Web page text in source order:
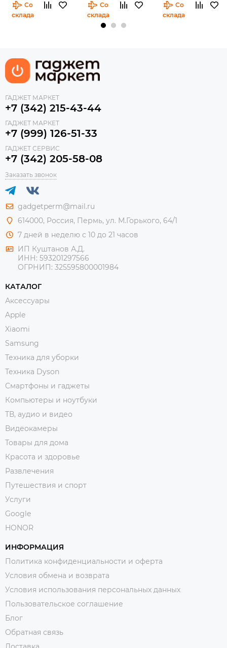
Со
склада
Со
склада
Со
склада
ГАДЖЕТ МАРКЕТ
+7 (342) 215-43-44
ГАДЖЕТ МАРКЕТ
+7 (999) 126-51-33
ГАДЖЕТ СЕРВИС
+7 (342) 205-58-08
Заказать звонок
gadgetperm@mail.ru
614000, Россия, Пермь, ул. М.Горького, 64/1
7 дней в неделю с 10 до 21 часов
ИП Куштанов А.Д.
ИНН: 593201297566
ОГРНИП: 325595800001984
КАТАЛОГ
Аксессуары
Apple
Xiaomi
Samsung
Техника для уборки
Техника Dyson
Смартфоны и гаджеты
Компьютеры и ноутбуки
ТВ, аудио и видео
Видеокамеры
Товары для дома
Красота и здоровье
Развлечения
Путешествия и спорт
Услуги
Google
HONOR
ИНФОРМАЦИЯ
Политика конфиденциальности и оферта
Условия обмена и возврата
Условия использования персональных данных
Пользовательское соглашение
Блог
Обратная связь